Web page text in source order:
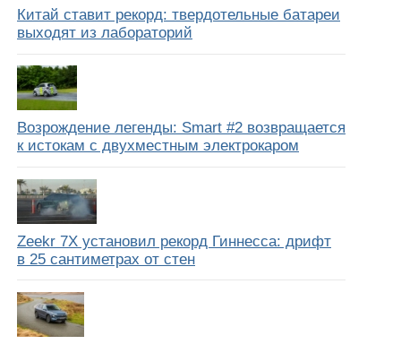
Китай ставит рекорд: твердотельные батареи
выходят из лабораторий
Возрождение легенды: Smart #2 возвращается
к истокам с двухместным электрокаром
Zeekr 7X установил рекорд Гиннесса: дрифт
в 25 сантиметрах от стен